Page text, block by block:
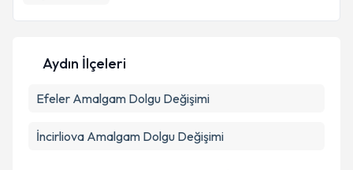
Aydın İlçeleri
Efeler Amalgam Dolgu Değişimi
İncirliova Amalgam Dolgu Değişimi